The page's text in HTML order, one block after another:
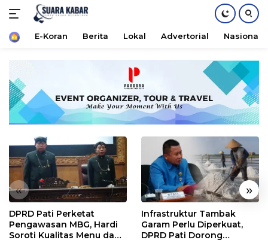
konten
HomeE-Koran Berita Lokal Advertorial Nasional
« »
DPRD Pati Perketat
Pengawasan MBG, Hardi
Soroti Kualitas Menu dan
Infrastruktur Tambak
Garam Perlu Diperkuat,
DPRD Pati Dorong